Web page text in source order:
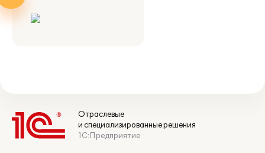
Отраслевые
и специализированные решения
1С:Предприятие